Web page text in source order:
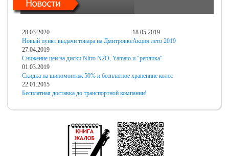
28.03.2020
Новый пункт выдачи товара на Дмитровке
18.05.2019
Акция лето 2019
27.04.2019
Снижение цен на диски Nitro N2O, Yamato и "реплика"
01.03.2019
Скидка на шиномонтаж 50% и бесплатное хранениие колес
22.01.2015
Бесплатная доставка до транспортной компании!